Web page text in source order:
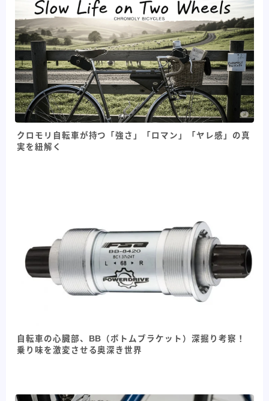
クロモリ自転車が持つ「強さ」「ロマン」「ヤレ感」の真
実を紐解く
自転車の心臓部、BB（ボトムブラケット）深掘り考察！
乗り味を激変させる奥深き世界